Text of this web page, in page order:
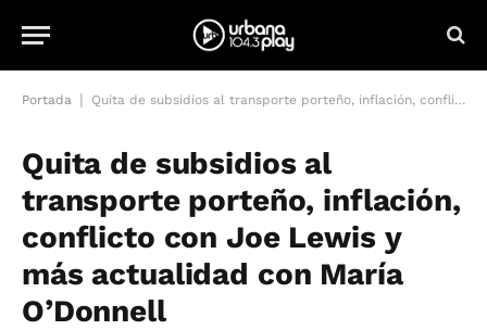
Portada Quita de subsidios al transporte porteño, inflación, conflicto con Joe Lewis y más actualidad con María O’Donnell
Quita de subsidios al
transporte porteño, inflación,
conflicto con Joe Lewis y
más actualidad con María
O’Donnell